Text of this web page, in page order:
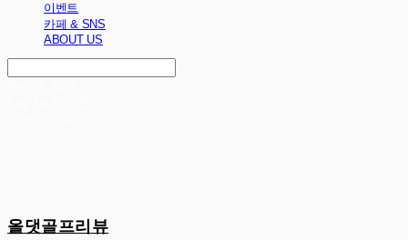
이벤트
카페 & SNS
ABOUT US
올댓골프리뷰